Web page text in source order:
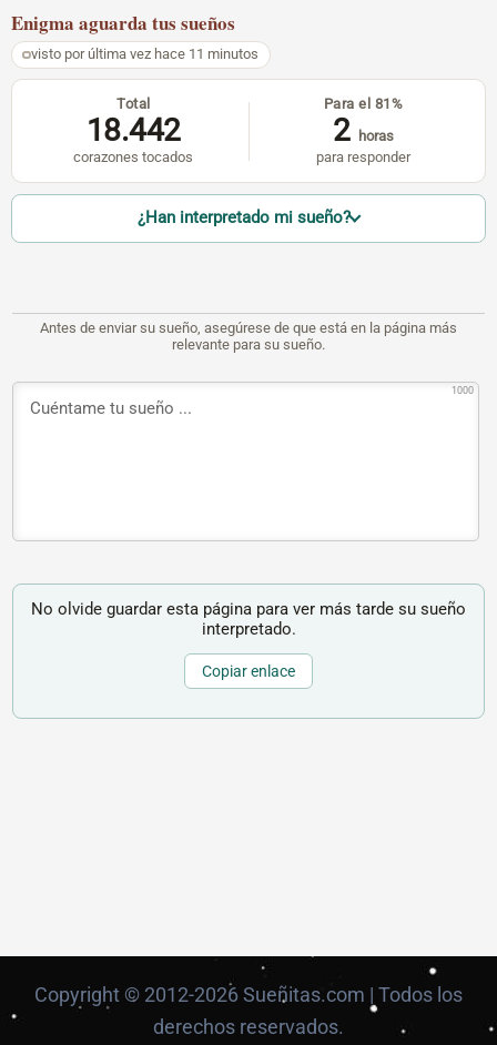
Enigma aguarda tus sueños
visto por última vez hace 11 minutos
Total
18.442
corazones tocados
Para el 81%
2 horas
para responder
¿Han interpretado mi sueño?
Antes de enviar su sueño, asegúrese de que está en la página más
relevante para su sueño.
1000
No olvide guardar esta página para ver más tarde su sueño
interpretado.
Copiar enlace
Copyright © 2012-2026 Sueñitas.com | Todos los
derechos reservados.